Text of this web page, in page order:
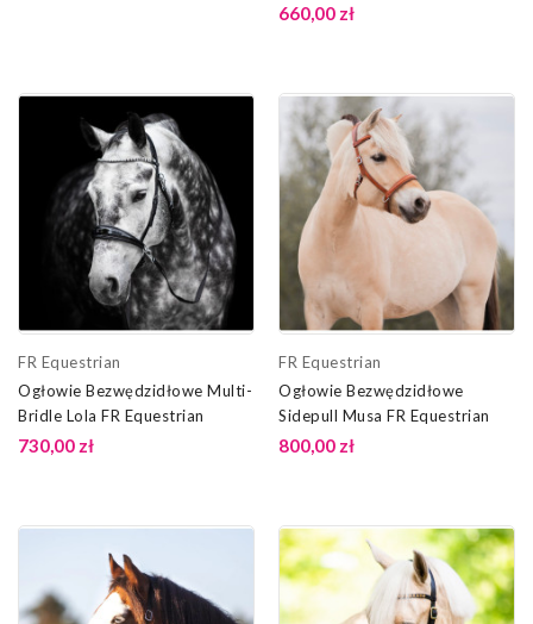
660,00 zł
FR Equestrian
Ogłowie Bezwędzidłowe Multi-
Bridle Lola FR Equestrian
730,00 zł
FR Equestrian
Ogłowie Bezwędzidłowe
Sidepull Musa FR Equestrian
800,00 zł